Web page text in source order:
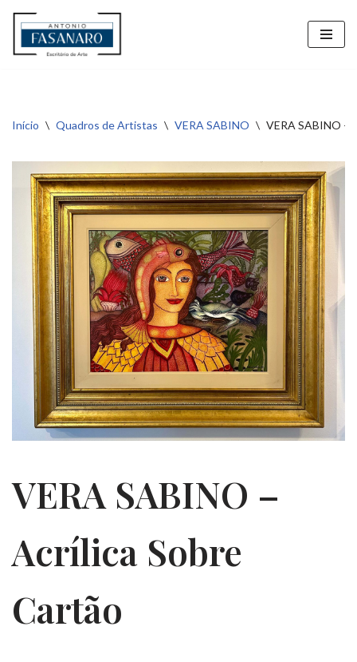
Pular
Início \ Quadros de Artistas \ VERA SABINO \ VERA SABINO –
VERA SABINO –
Acrílica Sobre
Cartão